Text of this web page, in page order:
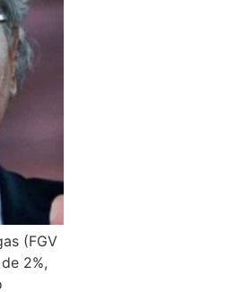
(FGV
2%,